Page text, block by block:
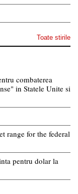
Toate stirile
combaterea
in Statele Unite si
range for the federal
pentru dolar la